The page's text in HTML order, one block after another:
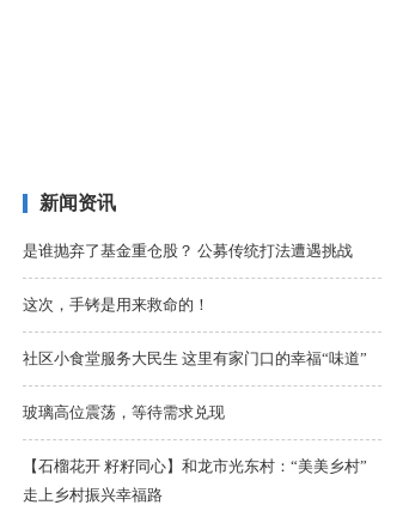
新闻资讯
是谁抛弃了基金重仓股？ 公募传统打法遭遇挑战
这次，手铐是用来救命的！
社区小食堂服务大民生 这里有家门口的幸福“味道”
玻璃高位震荡，等待需求兑现
【石榴花开 籽籽同心】和龙市光东村：“美美乡村”
走上乡村振兴幸福路